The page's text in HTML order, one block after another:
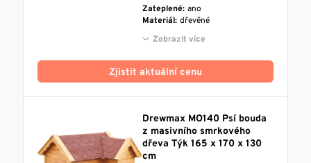
Zateplené: ano
Materiál: dřevěné
Zobrazit více
Zjistit aktuální cenu
Drewmax MO140 Psí bouda
z masivního smrkového
dřeva Týk 165 x 170 x 130
cm